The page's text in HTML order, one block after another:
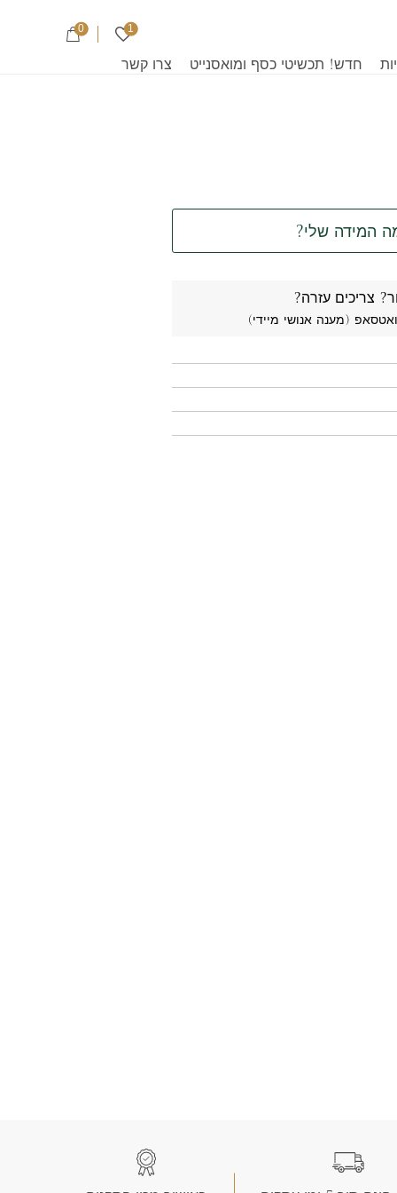
1
0
חדש! תכשיטי כסף ומואסנייט צרו קשר
המידה שלי?
צריכים עזרה?
(מענה אנושי מיידי)